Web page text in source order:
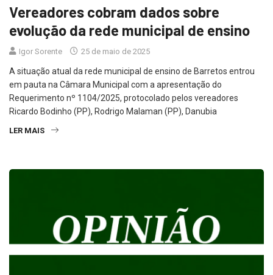
Vereadores cobram dados sobre
evolução da rede municipal de ensino
Igor Sorente 25 de maio de 2025
A situação atual da rede municipal de ensino de Barretos entrou
em pauta na Câmara Municipal com a apresentação do
Requerimento nº 1104/2025, protocolado pelos vereadores
Ricardo Bodinho (PP), Rodrigo Malaman (PP), Danubia
LER MAIS